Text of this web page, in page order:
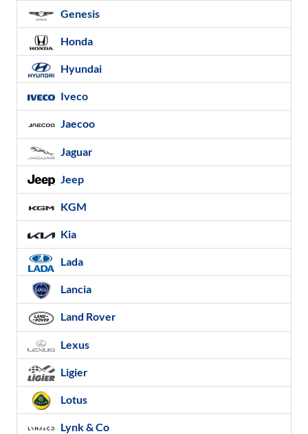
Genesis
Honda
Hyundai
Iveco
Jaecoo
Jaguar
Jeep
KGM
Kia
Lada
Lancia
Land Rover
Lexus
Ligier
Lotus
Lynk & Co